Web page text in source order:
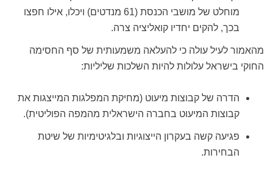
מוחלט של מושבי הכנסת (61 מנדטים) ויכלו, אילו חפצו
בכך, להקים יחדיו קואליציה צרה.
מהאמור לעיל עולה כי להעלאה משמעותית של סף החסימה
החוקי בישראל עלולות להיות השלכות שליליות:
הדרה של קבוצות מיעוט (מחיקת המפלגות המייצגות את
קבוצות המיעוט בחברה הישראלית מהמפה הפוליטית).
פגיעה קשה בעקרון הייצוגיות ובלגיטימיות של שיטת
הבחירות.